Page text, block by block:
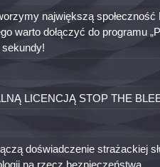
największą
warto dołączyć do programu
LICENCJĄ STOP THE
doświadczenie strażackiej
na rzecz bezpieczeństwa